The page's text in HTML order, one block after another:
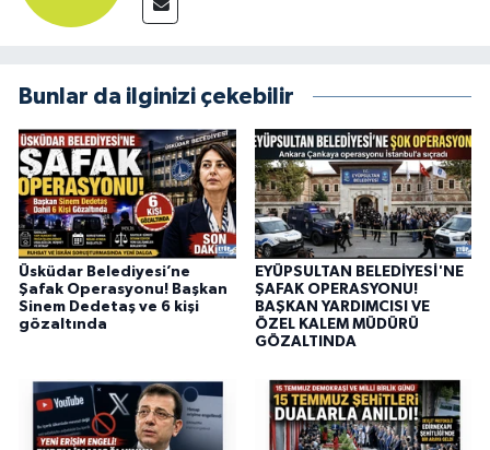
Bunlar da ilginizi çekebilir
Üsküdar Belediyesi’ne
Şafak Operasyonu! Başkan
Sinem Dedetaş ve 6 kişi
gözaltında
EYÜPSULTAN BELEDİYESİ'NE
ŞAFAK OPERASYONU!
BAŞKAN YARDIMCISI VE
ÖZEL KALEM MÜDÜRÜ
GÖZALTINDA